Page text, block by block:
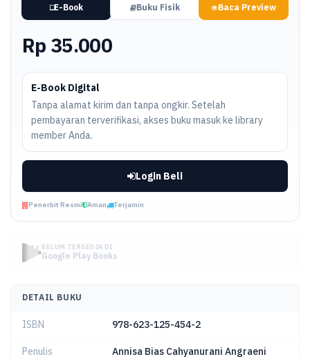
E-Book Buku Fisik Baca Preview
Rp 35.000
E-Book Digital
Tanpa alamat kirim dan tanpa ongkir. Setelah
pembayaran terverifikasi, akses buku masuk ke library
member Anda.
Login Beli
Penerbit Resmi Aman Terjamin
BELUM TERSEDIA DI
Google Play Books
DETAIL BUKU
ISBN 978-623-125-454-2
Penulis
Annisa Bias Cahyanurani Angraeni